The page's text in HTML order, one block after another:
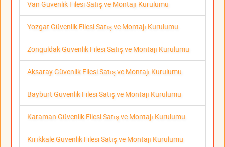
Van Güvenlik Filesi Satış ve Montajı Kurulumu
Yozgat Güvenlik Filesi Satış ve Montajı Kurulumu
Zonguldak Güvenlik Filesi Satış ve Montajı Kurulumu
Aksaray Güvenlik Filesi Satış ve Montajı Kurulumu
Bayburt Güvenlik Filesi Satış ve Montajı Kurulumu
Karaman Güvenlik Filesi Satış ve Montajı Kurulumu
Kırıkkale Güvenlik Filesi Satış ve Montajı Kurulumu